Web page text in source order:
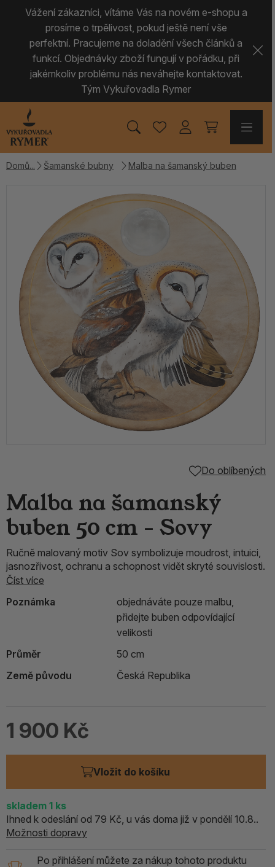
Vážení zákazníci, vítáme Vás na novém e-shopu a
prosíme o trpělivost, pokud ještě není vše
perfektní. Pracujeme na doladění všech článků a
funkcí. Objednávky zboží fungují v pořádku, při
jakémkoliv problému nás neváhejte kontaktovat.
Tým Vykuřovadla Rymer
Domů Šamanské bubny Malba na šamanský buben
Do oblíbených
Malba na šamanský
buben 50 cm - Sovy
Ručně malovaný motiv Sov symbolizuje moudrost, intuici,
jasnozřivost, ochranu a schopnost vidět skryté souvislosti.
Číst více
Poznámka
objednáváte pouze malbu,
přidejte buben odpovídající
velikosti
Průměr
50 cm
Země původu
Česká Republika
1 900 Kč
Vložit do košíku
skladem 1 ks
Ihned k odeslání od 79 Kč, u vás doma již v pondělí 10.8..
Možnosti dopravy
Po přihlášení můžete za nákup tohoto produktu